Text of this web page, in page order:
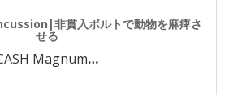
非貫入ボルトで動物を麻痺さ
せる
Magnum…